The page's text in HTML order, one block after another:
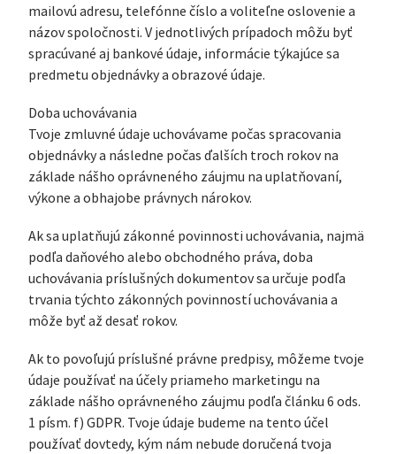
mailovú adresu, telefónne číslo a voliteľne oslovenie a
názov spoločnosti. V jednotlivých prípadoch môžu byť
spracúvané aj bankové údaje, informácie týkajúce sa
predmetu objednávky a obrazové údaje.
Doba uchovávania
Tvoje zmluvné údaje uchovávame počas spracovania
objednávky a následne počas ďalších troch rokov na
základe nášho oprávneného záujmu na uplatňovaní,
výkone a obhajobe právnych nárokov.
Ak sa uplatňujú zákonné povinnosti uchovávania, najmä
podľa daňového alebo obchodného práva, doba
uchovávania príslušných dokumentov sa určuje podľa
trvania týchto zákonných povinností uchovávania a
môže byť až desať rokov.
Ak to povoľujú príslušné právne predpisy, môžeme tvoje
údaje používať na účely priameho marketingu na
základe nášho oprávneného záujmu podľa článku 6 ods.
1 písm. f) GDPR. Tvoje údaje budeme na tento účel
používať dovtedy, kým nám nebude doručená tvoja